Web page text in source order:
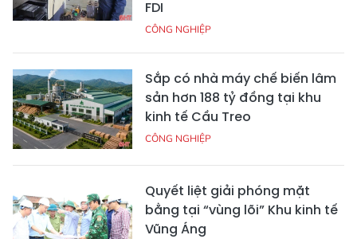
FDI
CÔNG NGHIỆP
Sắp có nhà máy chế biến lâm
sản hơn 188 tỷ đồng tại khu
kinh tế Cầu Treo
CÔNG NGHIỆP
Quyết liệt giải phóng mặt
bằng tại “vùng lõi” Khu kinh tế
Vũng Áng